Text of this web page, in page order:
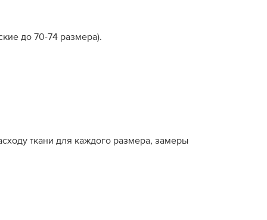
до 70-74 размера).
ткани для каждого размера, замеры